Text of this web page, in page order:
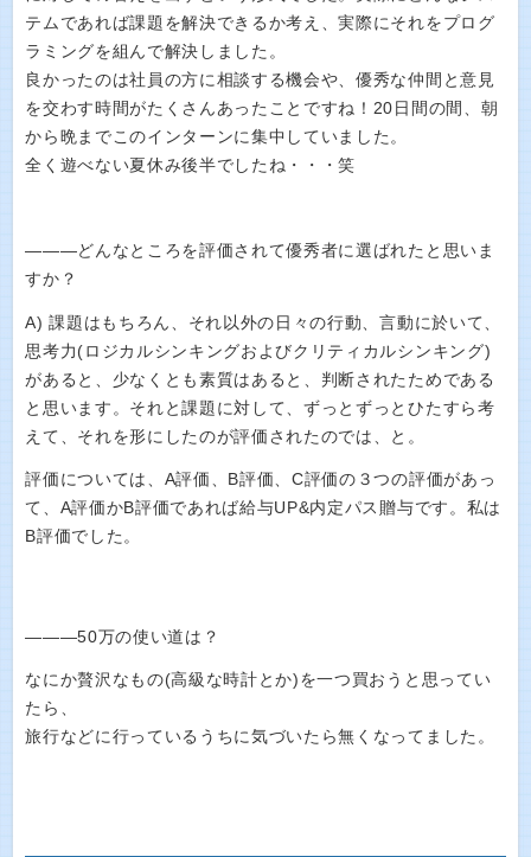
テムであれば課題を解決できるか考え、実際にそれをプログ
ラミングを組んで解決しました。
良かったのは社員の方に相談する機会や、優秀な仲間と意見
を交わす時間がたくさんあったことですね！20日間の間、朝
から晩までこのインターンに集中していました。
全く遊べない夏休み後半でしたね・・・笑
―――どんなところを評価されて優秀者に選ばれたと思いま
すか？
A) 課題はもちろん、それ以外の日々の行動、言動に於いて、
思考力(ロジカルシンキングおよびクリティカルシンキング)
があると、少なくとも素質はあると、判断されたためである
と思います。それと課題に対して、ずっとずっとひたすら考
えて、それを形にしたのが評価されたのでは、と。
評価については、A評価、B評価、C評価の３つの評価があっ
て、A評価かB評価であれば給与UP&内定パス贈与です。私は
B評価でした。
―――50万の使い道は？
なにか贅沢なもの(高級な時計とか)を一つ買おうと思ってい
たら、
旅行などに行っているうちに気づいたら無くなってました。